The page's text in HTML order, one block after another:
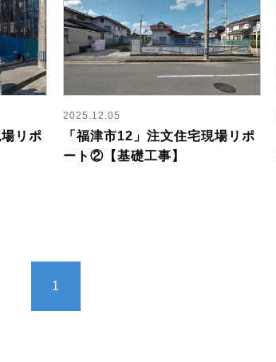
リポ
2025.12.05
「福津市12」注文住宅現場リポ
ート②【基礎工事】
1